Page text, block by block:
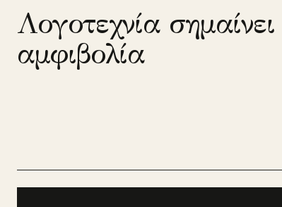
Λογοτεχνία σημαίνει
αμφιβολία